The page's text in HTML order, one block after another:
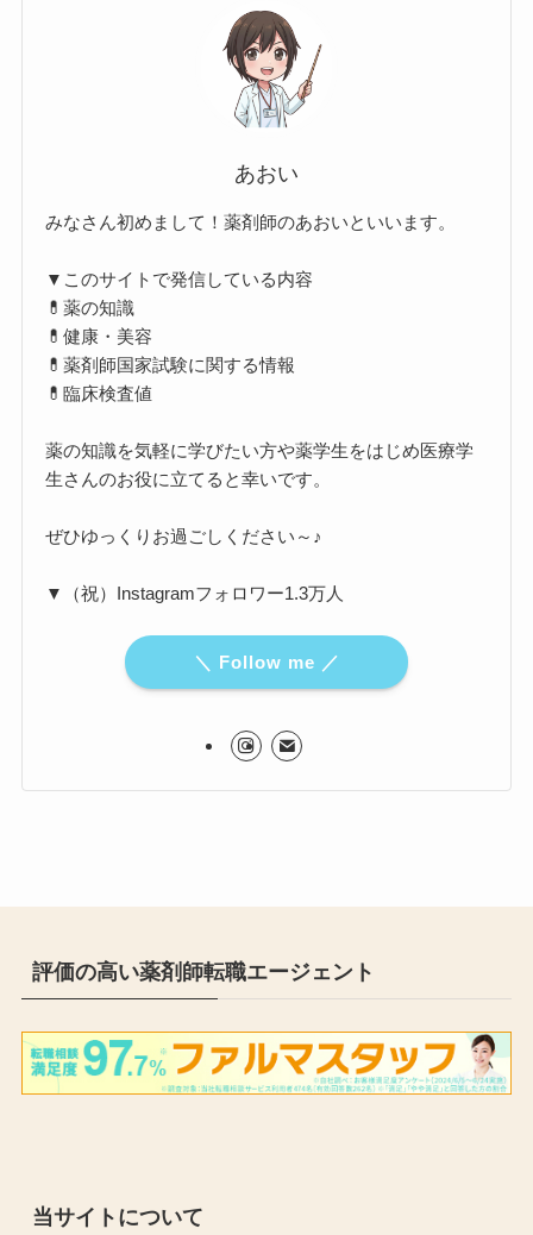
あおい
みなさん初めまして！薬剤師のあおいといいます。
▼このサイトで発信している内容
💊薬の知識
💊健康・美容
💊薬剤師国家試験に関する情報
💊臨床検査値
薬の知識を気軽に学びたい方や薬学生をはじめ医療学
生さんのお役に立てると幸いです。
ぜひゆっくりお過ごしください～♪
▼（祝）Instagramフォロワー1.3万人
＼ Follow me ／
評価の高い薬剤師転職エージェント
当サイトについて